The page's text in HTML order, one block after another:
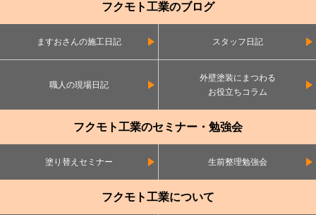
フクモト工業のブログ
ますおさんの施工日記 スタッフ日記
職人の現場日記
外壁塗装にまつわる
お役立ちコラム
フクモト工業のセミナー・勉強会
塗り替えセミナー 生前整理勉強会
フクモト工業について